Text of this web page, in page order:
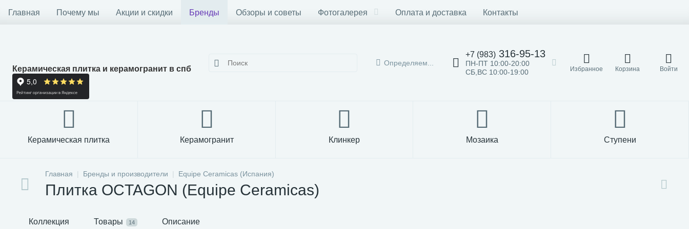
Главная Почему мы Акции и скидки Бренды Обзоры и советы Фотогалерея Оплата и доставка Контакты
Керамическая плитка и керамогранит в спб
Определяем...
+7 (983) 316-95-13
ПН-ПТ 10:00-20:00
СБ,ВС 10:00-19:00
Избранное Корзина Войти
Керамическая плитка Керамогранит Клинкер Мозаика Ступени
Главная Бренды и производители Equipe Ceramicas (Испания)
Плитка OCTAGON (Equipe Ceramicas)
Коллекция Товары 14 Описание